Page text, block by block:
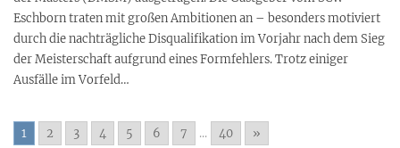
Eschborn traten mit großen Ambitionen an – besonders motiviert
durch die nachträgliche Disqualifikation im Vorjahr nach dem Sieg
der Meisterschaft aufgrund eines Formfehlers. Trotz einiger
Ausfälle im Vorfeld…
1 2 3 4 5 6 7 ... 40 »